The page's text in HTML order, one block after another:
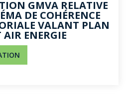
GMVA RELATIVE
DE COHÉRENCE
VALANT PLAN
ENERGIE